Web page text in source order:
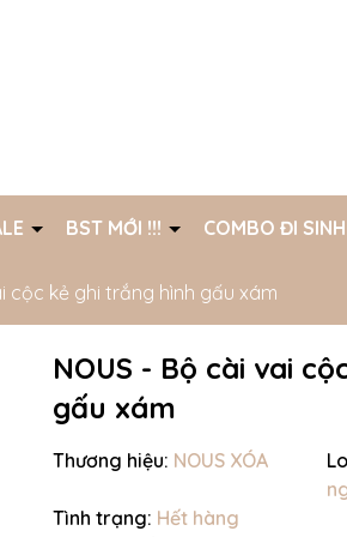
chờ đợi bạn
BST MỚI !!! COMBO ĐI SINH
cộc kẻ ghi trắng hình gấu xám
NOUS - Bộ cài vai
gấu xám
Thương hiệu: NOUS XÓA
Tình trạng: Hết hàng